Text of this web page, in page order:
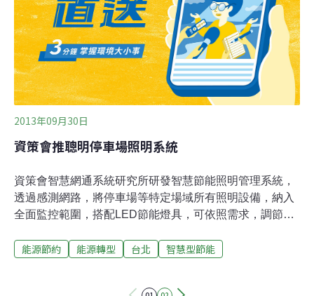
使用的預算、時間表及溫度偏好，自動調整開關、送風大
小。另有空調可在使用者起床後自動調整溫度。
2013年09月30日
資策會推聰明停車場照明系統
資策會智慧網通系統研究所研發智慧節能照明管理系統，
透過感測網路，將停車場等特定場域所有照明設備，納入
全面監控範圍，搭配LED節能燈具，可依照需求，調節燈
車場多採用人工巡查及切斷部分迴路方式做為節電措施，
能源節約 能源轉型 台北 智慧型節能